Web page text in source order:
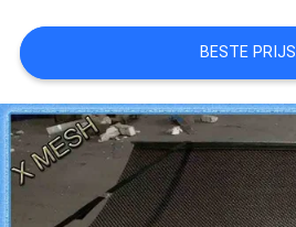
PRIVACY
POLICY
BESTE PRIJS